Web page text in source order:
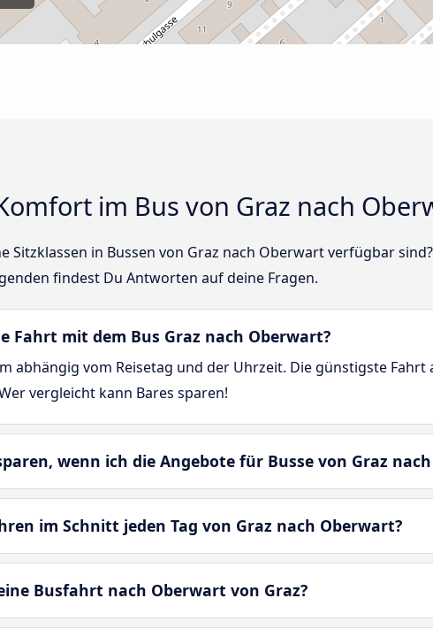
im Bus von Graz nach
Sitzklassen in Bussen von Graz nach Oberwart verfügbar
findest Du Antworten auf deine Fragen.
Fahrt mit dem Bus Graz nach Oberwart?
abhängig vom Reisetag und der Uhrzeit. Die günstigste
vergleicht kann Bares sparen!
wenn ich die Angebote für Busse von Graz
im Schnitt jeden Tag von Graz nach Oberwart?
Busfahrt nach Oberwart von Graz?